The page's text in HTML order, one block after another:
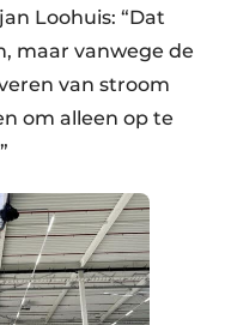
Loohuis: “Dat
maar vanwege de
van stroom
om alleen op te